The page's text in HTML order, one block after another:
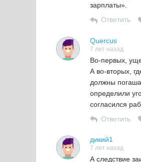
зарплаты».
Ответить
Quercus
7 лет назад
Во-первых,
А во-вторых,
должны
определили
согласился
Ответить
дикий1
7 лет назад
А следствие